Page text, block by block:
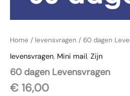
Home / levensvragen / 60 dagen
levensvragen, Mini mail, Zijn
60 dagen Levensvragen
€ 16,00